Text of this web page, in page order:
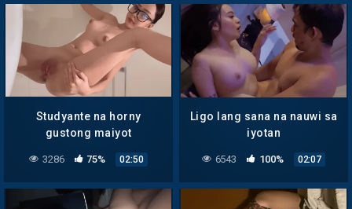
Studyante na horny
gustong maiyot
3286 75% 02:50
Ligo lang sana na nauwi sa
iyotan
6543 100% 02:07